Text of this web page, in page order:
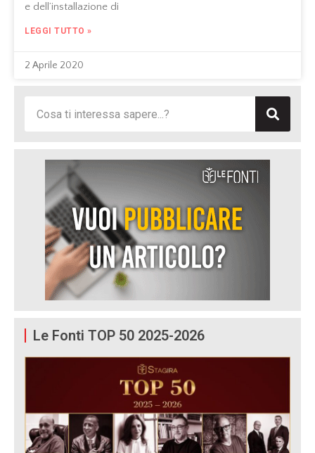
e dell’installazione di
LEGGI TUTTO »
2 Aprile 2020
Le Fonti TOP 50 2025-2026